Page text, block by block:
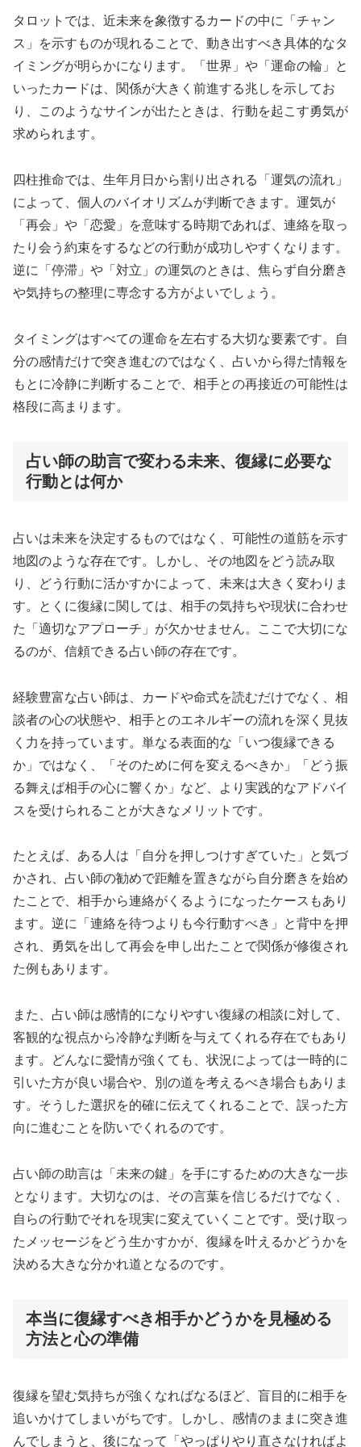
タロットでは、近未来を象徴するカードの中に「チャン
ス」を示すものが現れることで、動き出すべき具体的なタ
イミングが明らかになります。「世界」や「運命の輪」と
いったカードは、関係が大きく前進する兆しを示してお
り、このようなサインが出たときは、行動を起こす勇気が
求められます。
四柱推命では、生年月日から割り出される「運気の流れ」
によって、個人のバイオリズムが判断できます。運気が
「再会」や「恋愛」を意味する時期であれば、連絡を取っ
たり会う約束をするなどの行動が成功しやすくなります。
逆に「停滞」や「対立」の運気のときは、焦らず自分磨き
や気持ちの整理に専念する方がよいでしょう。
タイミングはすべての運命を左右する大切な要素です。自
分の感情だけで突き進むのではなく、占いから得た情報を
もとに冷静に判断することで、相手との再接近の可能性は
格段に高まります。
占い師の助言で変わる未来、復縁に必要な
行動とは何か
占いは未来を決定するものではなく、可能性の道筋を示す
地図のような存在です。しかし、その地図をどう読み取
り、どう行動に活かすかによって、未来は大きく変わりま
す。とくに復縁に関しては、相手の気持ちや現状に合わせ
た「適切なアプローチ」が欠かせません。ここで大切にな
るのが、信頼できる占い師の存在です。
経験豊富な占い師は、カードや命式を読むだけでなく、相
談者の心の状態や、相手とのエネルギーの流れを深く見抜
く力を持っています。単なる表面的な「いつ復縁できる
か」ではなく、「そのために何を変えるべきか」「どう振
る舞えば相手の心に響くか」など、より実践的なアドバイ
スを受けられることが大きなメリットです。
たとえば、ある人は「自分を押しつけすぎていた」と気づ
かされ、占い師の勧めで距離を置きながら自分磨きを始め
たことで、相手から連絡がくるようになったケースもあり
ます。逆に「連絡を待つよりも今行動すべき」と背中を押
され、勇気を出して再会を申し出たことで関係が修復され
た例もあります。
また、占い師は感情的になりやすい復縁の相談に対して、
客観的な視点から冷静な判断を与えてくれる存在でもあり
ます。どんなに愛情が強くても、状況によっては一時的に
引いた方が良い場合や、別の道を考えるべき場合もありま
す。そうした選択を的確に伝えてくれることで、誤った方
向に進むことを防いでくれるのです。
占い師の助言は「未来の鍵」を手にするための大きな一歩
となります。大切なのは、その言葉を信じるだけでなく、
自らの行動でそれを現実に変えていくことです。受け取っ
たメッセージをどう生かすかが、復縁を叶えるかどうかを
決める大きな分かれ道となるのです。
本当に復縁すべき相手かどうかを見極める
方法と心の準備
復縁を望む気持ちが強くなればなるほど、盲目的に相手を
追いかけてしまいがちです。しかし、感情のままに突き進
んでしまうと、後になって「やっぱりやり直さなければよ